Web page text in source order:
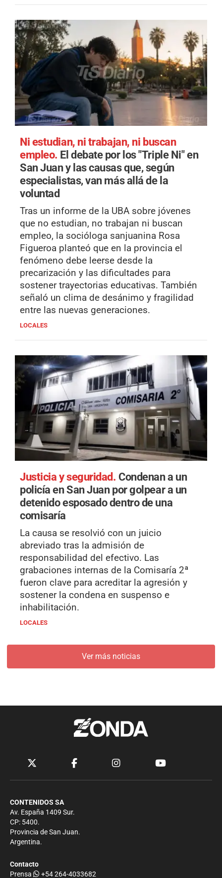
Ni estudian, ni trabajan, ni buscan
empleo. El debate por los "Triple Ni" en
San Juan y las causas que, según
especialistas, van más allá de la
voluntad
Tras un informe de la UBA sobre jóvenes
que no estudian, no trabajan ni buscan
empleo, la socióloga sanjuanina Rosa
Figueroa planteó que en la provincia el
fenómeno debe leerse desde la
precarización y las dificultades para
sostener trayectorias educativas. También
señaló un clima de desánimo y fragilidad
entre las nuevas generaciones.
LOCALES
Justicia y seguridad. Condenan a un
policía en San Juan por golpear a un
detenido esposado dentro de una
comisaría
La causa se resolvió con un juicio
abreviado tras la admisión de
responsabilidad del efectivo. Las
grabaciones internas de la Comisaría 2ª
fueron clave para acreditar la agresión y
sostener la condena en suspenso e
inhabilitación.
LOCALES
Ver más noticias
CONTENIDOS SA
Av. España 1409 Sur.
CP: 5400.
Provincia de San Juan.
Argentina.
Contacto
Prensa
+54 264-4033682